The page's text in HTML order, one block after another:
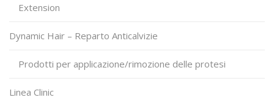
Extension
Dynamic Hair – Reparto Anticalvizie
Prodotti per applicazione/rimozione delle protesi
Linea Clinic